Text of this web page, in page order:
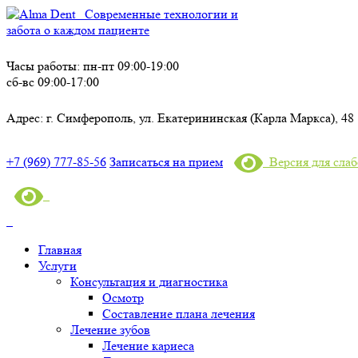
Современные технологии и
забота о каждом пациенте
Часы работы: пн-пт 09:00-19:00
сб-вс 09:00-17:00
Адрес: г. Симферополь, ул. Екатерининская (Карла Маркса), 48
+7 (969) 777-85-56 Записаться на прием Версия для
Главная
Услуги
Консультация и диагностика
Осмотр
Составление плана лечения
Лечение зубов
Лечение кариеса